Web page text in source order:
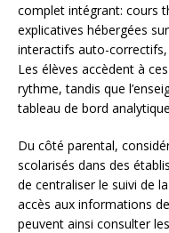
complet intégrant: cours
explicatives hébergées
interactifs auto-
Les élèves accèdent à
rythme, tandis que
tableau de bord
Du côté parental,
scolarisés dans des
de centraliser le suivi de
accès aux informations
peuvent ainsi consulter